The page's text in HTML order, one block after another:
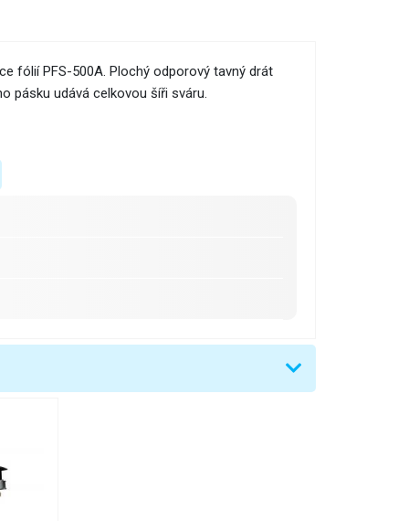
fólií PFS-500A. Plochý odporový tavný drát
pásku udává celkovou šíři sváru.